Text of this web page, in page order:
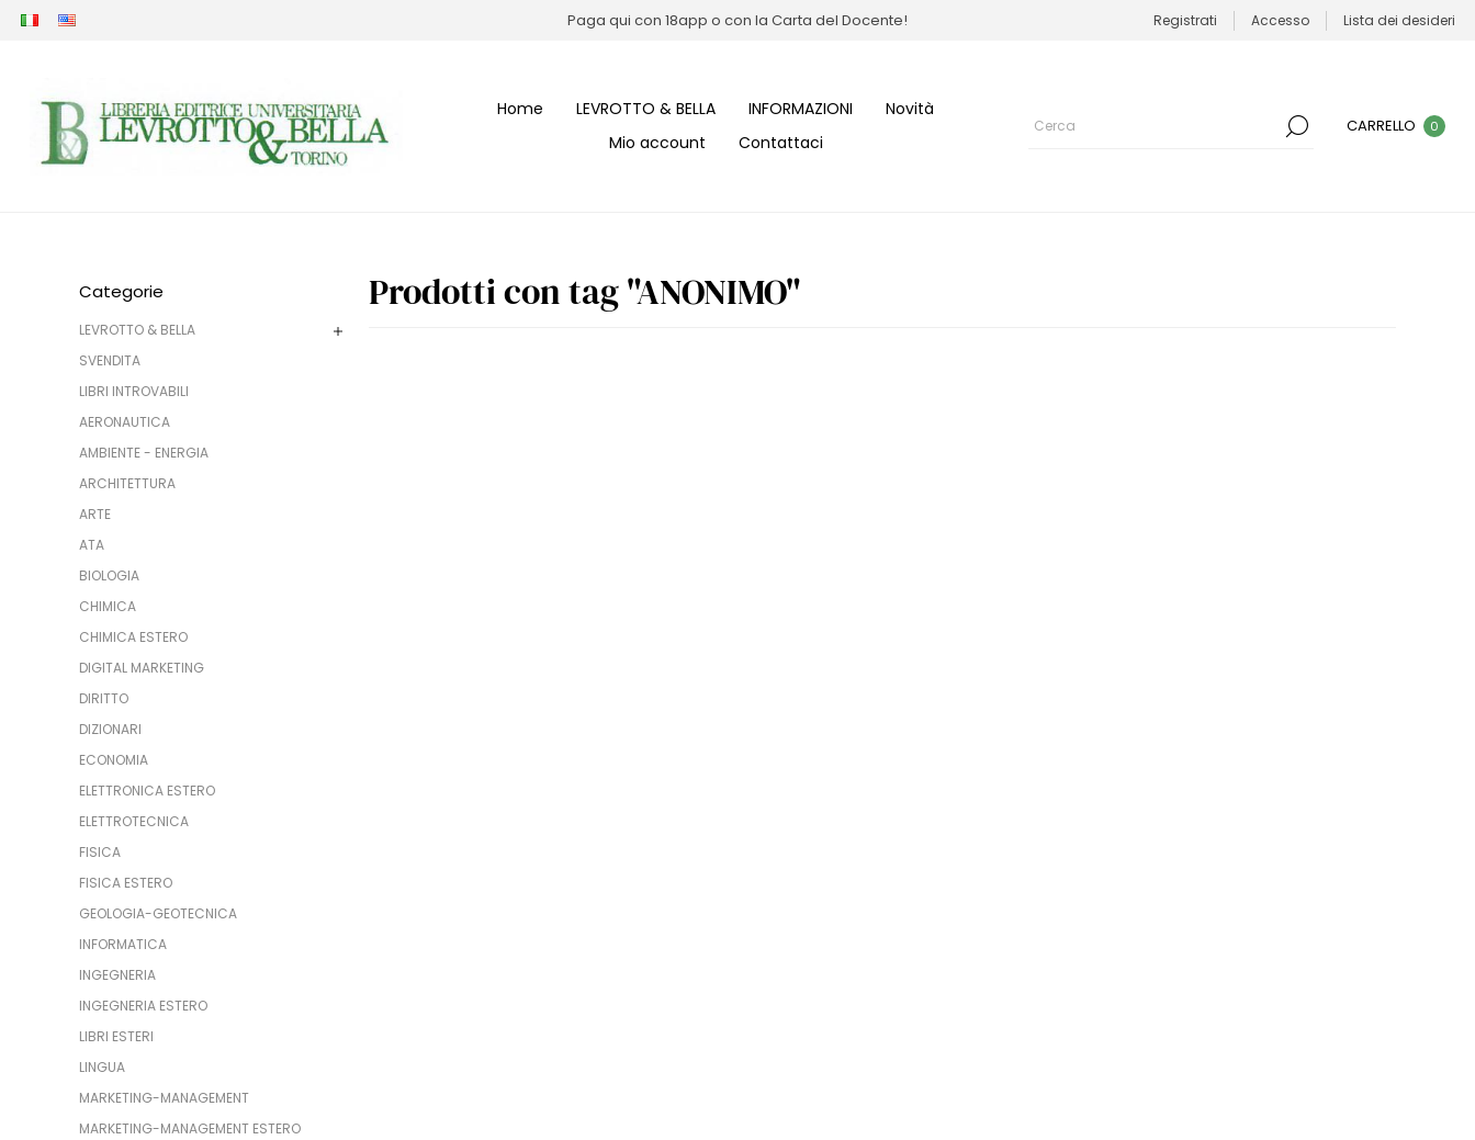
Paga qui con 18app o con la Carta del Docente! Registrati Accesso Lista dei desideri
Home LEVROTTO & BELLA INFORMAZIONI
Novità
Mio account
Contattaci
CARRELLO 0
Categorie
LEVROTTO & BELLA
SVENDITA
LIBRI INTROVABILI
AERONAUTICA
AMBIENTE - ENERGIA
ARCHITETTURA
ARTE
ATA
BIOLOGIA
CHIMICA
CHIMICA ESTERO
DIGITAL MARKETING
DIRITTO
DIZIONARI
ECONOMIA
ELETTRONICA ESTERO
ELETTROTECNICA
FISICA
FISICA ESTERO
GEOLOGIA-GEOTECNICA
INFORMATICA
INGEGNERIA
INGEGNERIA ESTERO
LIBRI ESTERI
LINGUA
MARKETING-MANAGEMENT
MARKETING-MANAGEMENT ESTERO
Prodotti con tag "ANONIMO"